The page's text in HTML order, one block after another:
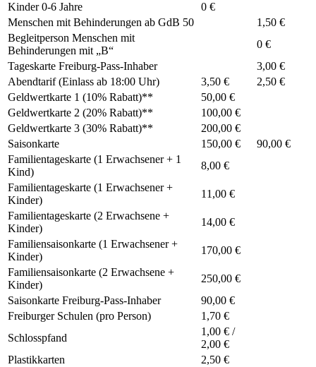
Kinder 0-6 Jahre
0 €
Menschen mit Behinderungen ab GdB 50
1,50 €
Begleitperson Menschen mit
Behinderungen mit „B“
0 €
Tageskarte Freiburg-Pass-Inhaber
3,00 €
Abendtarif (Einlass ab 18:00 Uhr)
3,50 €
2,50 €
Geldwertkarte 1 (10% Rabatt)**
50,00 €
Geldwertkarte 2 (20% Rabatt)**
100,00 €
Geldwertkarte 3 (30% Rabatt)**
200,00 €
Saisonkarte
150,00 €
90,00 €
Familientageskarte (1 Erwachsener + 1
Kind)
8,00 €
Familientageskarte (1 Erwachsener +
Kinder)
11,00 €
Familientageskarte (2 Erwachsene +
Kinder)
14,00 €
Familiensaisonkarte (1 Erwachsener +
Kinder)
170,00 €
Familiensaisonkarte (2 Erwachsene +
Kinder)
250,00 €
Saisonkarte Freiburg-Pass-Inhaber
90,00 €
Freiburger Schulen (pro Person)
1,70 €
Schlosspfand
1,00 € /
2,00 €
Plastikkarten
2,50 €